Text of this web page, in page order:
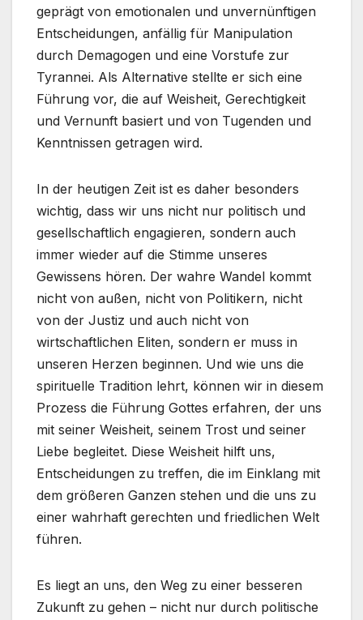
geprägt von emotionalen und unvernünftigen
Entscheidungen, anfällig für Manipulation
durch Demagogen und eine Vorstufe zur
Tyrannei. Als Alternative stellte er sich eine
Führung vor, die auf Weisheit, Gerechtigkeit
und Vernunft basiert und von Tugenden und
Kenntnissen getragen wird.
In der heutigen Zeit ist es daher besonders
wichtig, dass wir uns nicht nur politisch und
gesellschaftlich engagieren, sondern auch
immer wieder auf die Stimme unseres
Gewissens hören. Der wahre Wandel kommt
nicht von außen, nicht von Politikern, nicht
von der Justiz und auch nicht von
wirtschaftlichen Eliten, sondern er muss in
unseren Herzen beginnen. Und wie uns die
spirituelle Tradition lehrt, können wir in diesem
Prozess die Führung Gottes erfahren, der uns
mit seiner Weisheit, seinem Trost und seiner
Liebe begleitet. Diese Weisheit hilft uns,
Entscheidungen zu treffen, die im Einklang mit
dem größeren Ganzen stehen und die uns zu
einer wahrhaft gerechten und friedlichen Welt
führen.
Es liegt an uns, den Weg zu einer besseren
Zukunft zu gehen – nicht nur durch politische